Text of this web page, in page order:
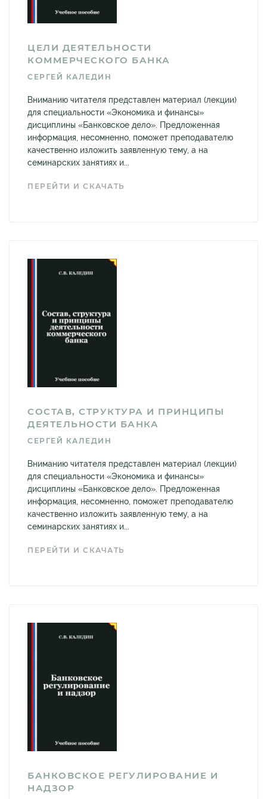
ЦЕЛИ ДЕЯТЕЛЬНОСТИ
КОММЕРЧЕСКОГО БАНКА
СЕРГЕЙ КАЛЕДИН
Вниманию читателя представлен материал (лекции)
для специальности «Экономика и финансы»
дисциплины «Банковское дело». Предложенная
информация, несомненно, поможет преподавателю
качественно изложить заявленную тему, а на
семинарских занятиях и...
ПЕРЕЙТИ И СКАЧАТЬ
СОСТАВ, СТРУКТУРА И ПРИНЦИПЫ
ДЕЯТЕЛЬНОСТИ БАНКА
СЕРГЕЙ КАЛЕДИН
Вниманию читателя представлен материал (лекции)
для специальности «Экономика и финансы»
дисциплины «Банковское дело». Предложенная
информация, несомненно, поможет преподавателю
качественно изложить заявленную тему, а на
семинарских занятиях и...
ПЕРЕЙТИ И СКАЧАТЬ
БАНКОВСКОЕ РЕГУЛИРОВАНИЕ И
НАДЗОР